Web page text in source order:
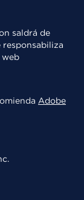
saldrá de
responsabiliza
web
Adobe